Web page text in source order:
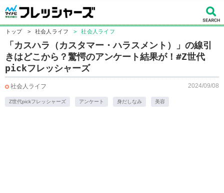
トップ > 社会人ライフ > 社会人ライフ
「カスハラ（カスタマー・ハラスメント）」の線引
きはどこから？驚愕のアンケート結果が！#Z世代
pickフレッシャーズ
社会人ライフ 2024/09/08
Z世代pickフレッシャーズ アンケート 身だしなみ 美容